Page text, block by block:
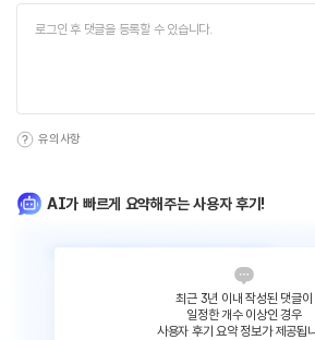
유의사항
AI가 빠르게 요약해주는 사용자 후기!
최근 3년 이내 작성된 댓글이
일정한 개수 이상인 경우
사용자 후기 요약 정보가 제공됩